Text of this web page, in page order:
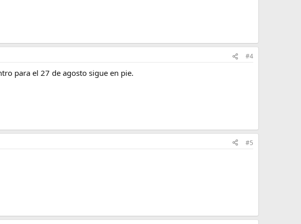
#4
para el 27 de agosto sigue en pie.
#5